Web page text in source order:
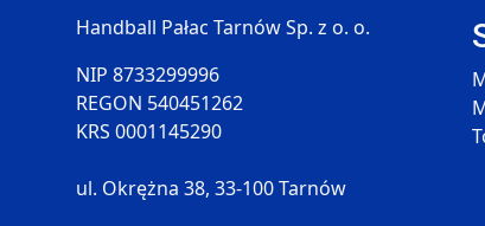
Handball Pałac Tarnów Sp. z o. o.
NIP 8733299996
REGON 540451262
KRS 0001145290
ul. Okrężna 38, 33-100 Tarnów